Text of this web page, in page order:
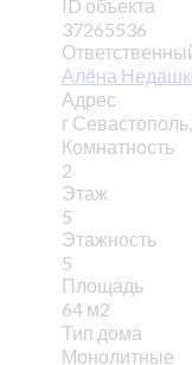
ID объекта
37265536
Алёна
Адрес
г
Комнатность
2
Этаж
5
Этажность
5
Площадь
64 м2
Тип дома
Монолитные